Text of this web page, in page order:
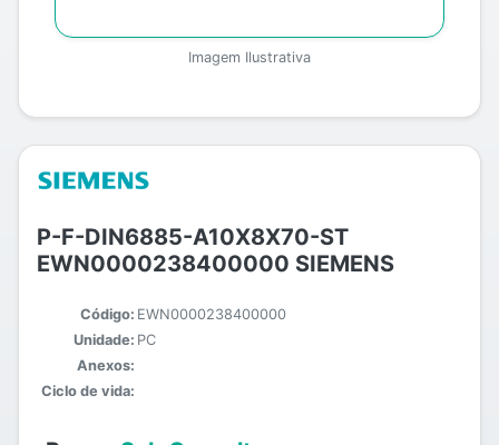
Imagem Ilustrativa
P-F-DIN6885-A10X8X70-ST
EWN0000238400000 SIEMENS
Código: EWN0000238400000
Unidade: PC
Anexos:
Ciclo de vida: